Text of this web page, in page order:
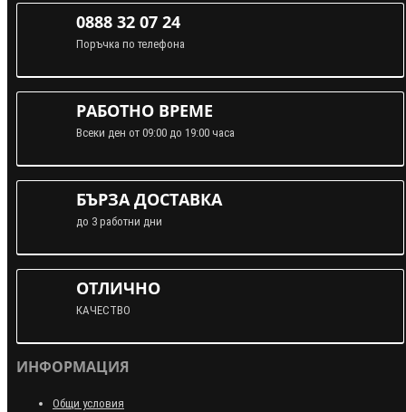
0888 32 07 24
Поръчка по телефона
РАБОТНО ВРЕМЕ
Всеки ден от 09:00 до 19:00 часа
БЪРЗА ДОСТАВКА
до 3 работни дни
ОТЛИЧНО
КАЧЕСТВО
ИНФОРМАЦИЯ
Общи условия